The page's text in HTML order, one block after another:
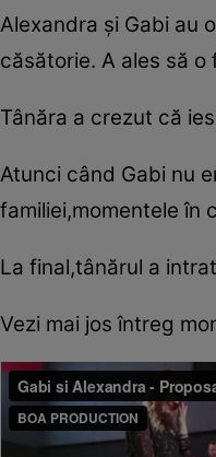
Alexandra şi Gabi au
căsătorie. A ales să
Tânăra a crezut că
Atunci când Gabi nu
familiei,momentele în
La final,tânărul a
Vezi mai jos întreg